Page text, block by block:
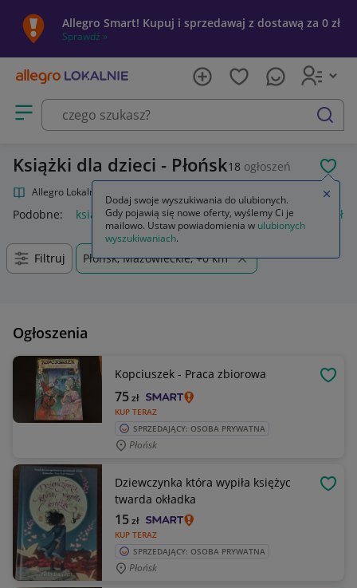
Allegro Smart! Kupuj i sprzedawaj z dostawą za 0 zł
Sprawdź »
Otwórz menu z kategoriami
szukaj
Książki dla dzieci - Płońsk18 ogłoszeń
Allegro Lokalnie Książki dla dzieci
Podobne: książki dla dzieci regał na książki dla dzieci
Filtruj Płońsk, Mazowieckie, +0 km
Ogłoszenia
Kopciuszek - Praca zbiorowa
KUP TERAZ
75zł
SPRZEDAJĄCY: OSOBA PRYWATNA
Płońsk
Dziewczynka która wypiła księżyc
twarda okładka
KUP TERAZ
15zł
SPRZEDAJĄCY: OSOBA PRYWATNA
Płońsk
Dodaj swoje wyszukiwania do ulubionych.
Gdy pojawią się nowe oferty, wyślemy Ci je
mailowo. Ustaw powiadomienia w ulubionych
wyszukiwaniach.